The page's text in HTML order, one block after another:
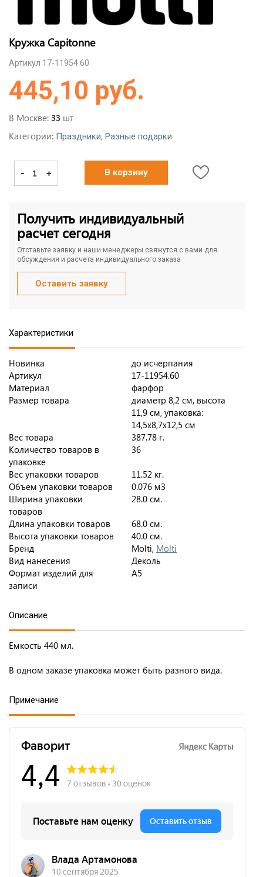
Кружка Capitonne
Артикул 17-11954.60
445,10 руб.
В Москве: 33 шт
Категории: Праздники, Разные подарки
- + В корзину
Получить индивидуальный
расчет сегодня
Отставьте заявку и наши менеджеры свяжутся с вами для
обсуждения и расчета индивидуального заказа
Оставить заявку
Характеристики
Новинка
до исчерпания
Артикул
17-11954.60
Материал
фарфор
Размер товара
диаметр 8,2 см, высота
11,9 см, упаковка:
14,5х8,7х12,5 см
Вес товара
387.78 г.
Количество товаров в
упаковке
36
Вес упаковки товаров
11.52 кг.
Объем упаковки товаров
0.076 м3
Ширина упаковки
товаров
28.0 см.
Длина упаковки товаров
68.0 см.
Высота упаковки товаров
40.0 см.
Бренд
Molti, Molti
Вид нанесения
Деколь
Формат изделий для
записи
A5
Описание
Емкость 440 мл.
В одном заказе упаковка может быть разного вида.
Примечание